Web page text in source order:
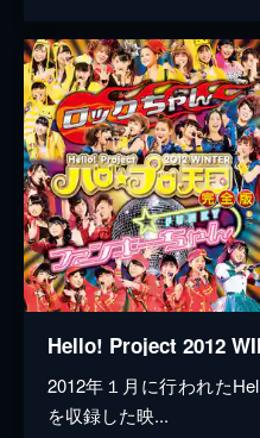
2012年１月に行われた
を収録した映...